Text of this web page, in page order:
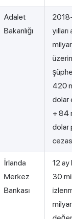
Adalet
Bakanlığı
420
dolar
+ 84
dolar
İrlanda
Merkez
Bankası
12 ay
30